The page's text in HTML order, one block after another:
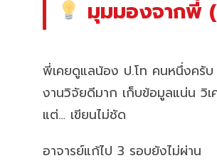
มุมมองจากพี่
พี่เคยดูแลน้อง ป.โท คนหนึ่งครับ
งานวิจัยดีมาก เก็บข้อมูลแน่น วิเ
แต่… เขียนไม่ชัด
อาจารย์แก้ไป 3 รอบยังไม่ผ่าน